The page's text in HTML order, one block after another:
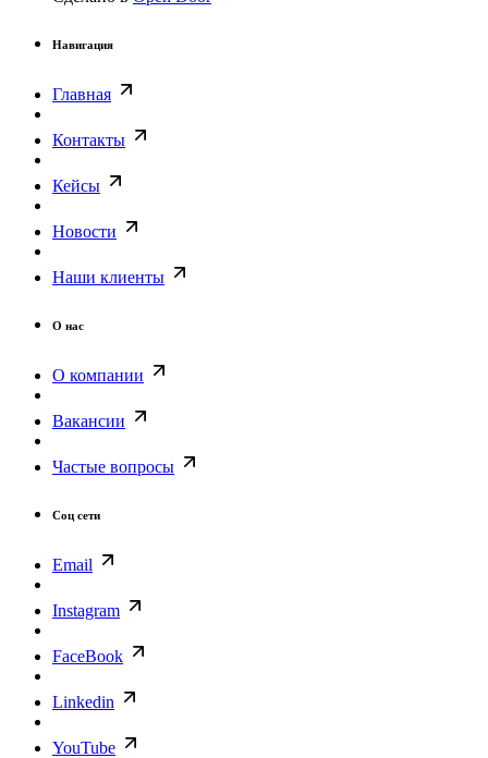
Навигация
Главная
Контакты
Кейсы
Новости
Наши клиенты
О нас
О компании
Вакансии
Частые вопросы
Соц сети
Email
Instagram
FaceBook
Linkedin
YouTube